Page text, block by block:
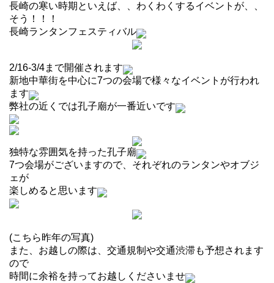
長崎の寒い時期といえば、、わくわくするイベントが、、
そう！！！
長崎ランタンフェスティバル
2/16-3/4まで開催されます
新地中華街を中心に7つの会場で様々なイベントが行われ
ます
弊社の近くでは孔子廟が一番近いです
独特な雰囲気を持った孔子廟
7つ会場がございますので、それぞれのランタンやオブジ
ェが
楽しめると思います
(こちら昨年の写真)
また、お越しの際は、交通規制や交通渋滞も予想されます
ので
時間に余裕を持ってお越しくださいませ